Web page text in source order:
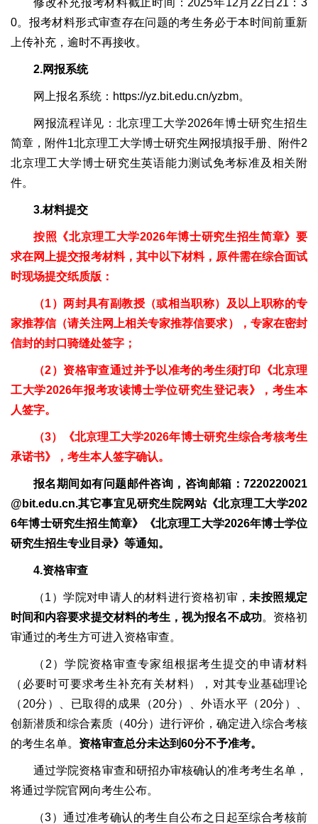
修改补充报考材料截止时间：2025年12月22日21：3
0。报考材料形式审查存在问题的考生务必于本时间前重新
上传补充，逾时不再接收。
2.网报系统
网上报名系统：https://yz.bit.edu.cn/yzbm。
网报流程详见：北京理工大学2026年博士研究生招生
简章，附件1北京理工大学博士研究生网报填报手册、附件2
北京理工大学博士研究生英语能力测试免考标准及相关附
件。
3.材料提交
按照《北京理工大学2026年博士研究生招生简章》要
求在网上提交报考材料，其中以下材料，原件需在综合面试
时现场提交纸质版：
（1）两封具有副教授（或相当职称）及以上职称的专
家推荐信（请关注网上相关专家推荐信要求），专家在密封
信封的封口骑缝处签字；
（2）资格审查通过并予以准考的考生须打印《北京理
工大学2026年报考攻读博士学位研究生登记表》，考生本
人签字。
（3）《北京理工大学2026年博士研究生综合考核考生
承诺书》，考生本人签字确认。
报名期间如有问题邮件咨询，咨询邮箱：7220220021
@bit.edu.cn.其它事宜见研究生院网站《北京理工大学202
6年博士研究生招生简章》《北京理工大学2026年博士学位
研究生招生专业目录》等通知。
4.资格审查
（1）学院对申请人的材料进行资格初审，未按照规定
时间和内容要求提交材料的考生，视为报名不成功。资格初
审通过的考生方可进入资格审查。
（2）学院资格审查专家组根据考生提交的申请材料
（必要时可要求考生补充有关材料），对其专业基础理论
（20分）、已取得的成果（20分）、外语水平（20分）、
创新潜质和综合素质（40分）进行评价，确定进入综合考核
的考生名单。 资格审查总分未达到60分不予准考。
通过学院资格审查和研招办审核确认的准考考生名单，
将通过学院官网向考生公布。
（3）通过准考确认的考生自公布之日起至综合考核前